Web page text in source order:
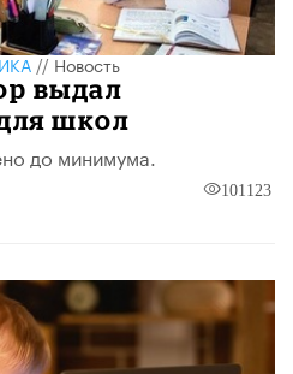
//Новость
выдал
школ
до минимума.
101123